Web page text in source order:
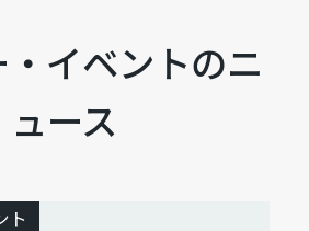
イベントのニ
ュース
ト